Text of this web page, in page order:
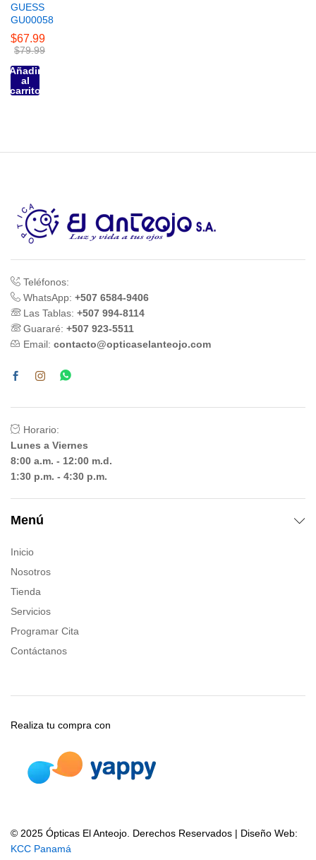
GUESS
GU00058
$67.99
$79.99
Añadir
al
carrito
Teléfonos:
WhatsApp: +507 6584-9406
Las Tablas: +507 994-8114
Guararé: +507 923-5511
Email: contacto@opticaselanteojo.com
Horario:
Lunes a Viernes
8:00 a.m. - 12:00 m.d.
1:30 p.m. - 4:30 p.m.
Menú
Inicio
Nosotros
Tienda
Servicios
Programar Cita
Contáctanos
© 2025 Ópticas El Anteojo. Derechos Reservados | Diseño Web:
KCC Panamá
Realiza tu compra con